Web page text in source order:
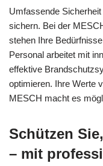
Umfassende
sichern. Bei der
stehen Ihre
Personal arbeitet mit
effektive
optimieren. Ihre Werte
MESCH macht es
Schützen
– mit